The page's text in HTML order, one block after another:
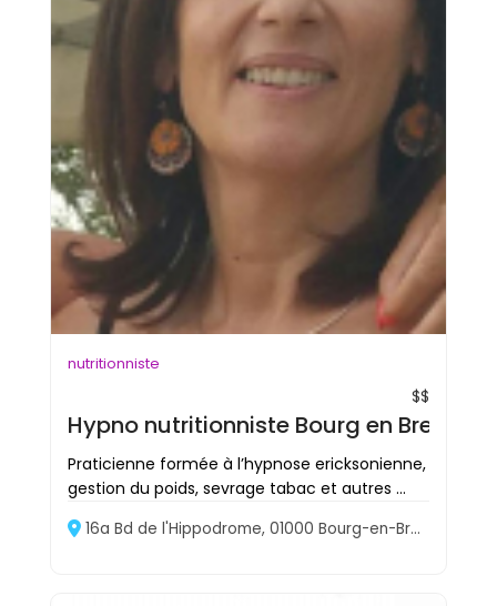
nutritionniste
$$
Hypno nutritionniste Bourg en Bresse
Praticienne formée à l’hypnose ericksonienne,
gestion du poids, sevrage tabac et autres ...
16a Bd de l'Hippodrome, 01000 Bourg-en-Bresse, France